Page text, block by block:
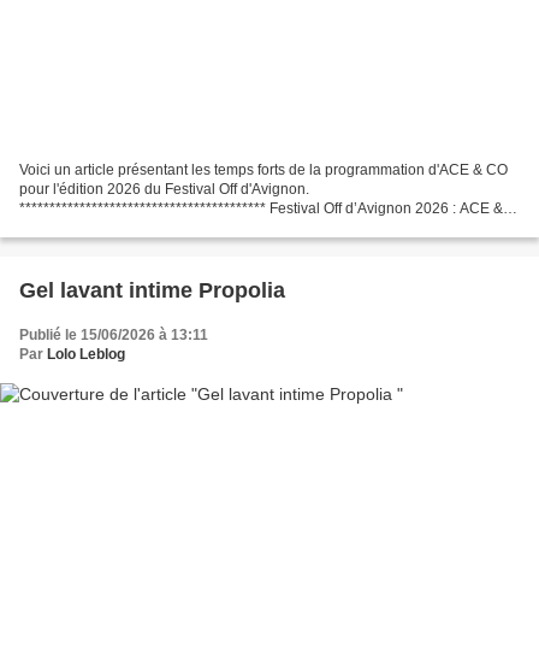
Voici un article présentant les temps forts de la programmation d'ACE & CO
pour l'édition 2026 du Festival Off d'Avignon.
***************************************** Festival Off d’Avignon 2026 : ACE &
Gel lavant intime Propolia
Publié le 15/06/2026 à 13:11
Par Lolo Leblog